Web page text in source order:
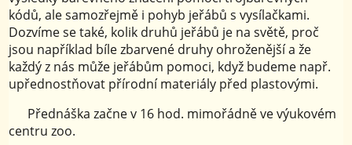
kódů, ale samozřejmě i pohyb jeřábů s vysílačkami.
Dozvíme se také, kolik druhů jeřábů je na světě, proč
jsou například bíle zbarvené druhy ohroženější a že
každý z nás může jeřábům pomoci, když budeme např.
upřednostňovat přírodní materiály před plastovými.
Přednáška začne v 16 hod. mimořádně ve výukovém
centru zoo.